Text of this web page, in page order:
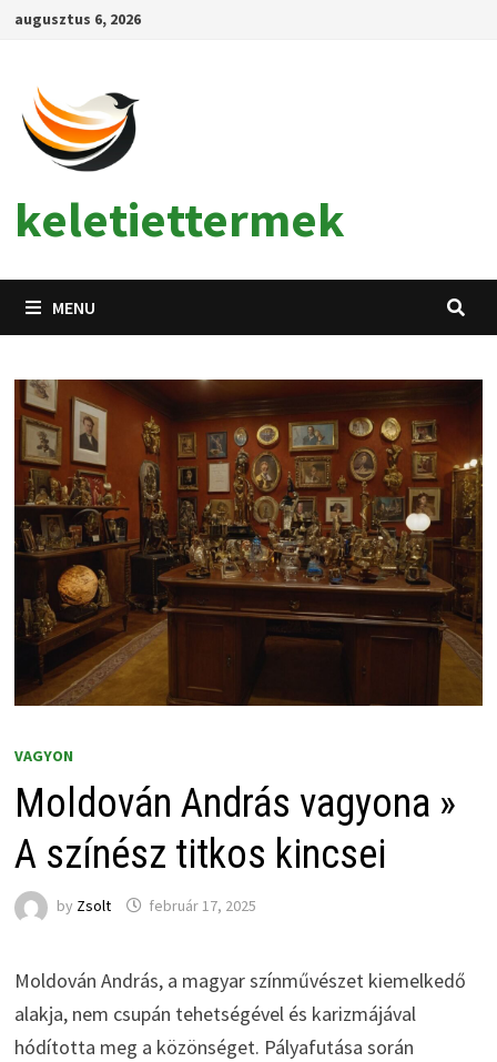
Skipaugusztus 6, 2026
keletiettermek
MENU
VAGYON
Moldován András vagyona »
A színész titkos kincsei
by Zsolt február 17, 2025
Moldován András, a magyar színművészet kiemelkedő
alakja, nem csupán tehetségével és karizmájával
hódította meg a közönséget. Pályafutása során